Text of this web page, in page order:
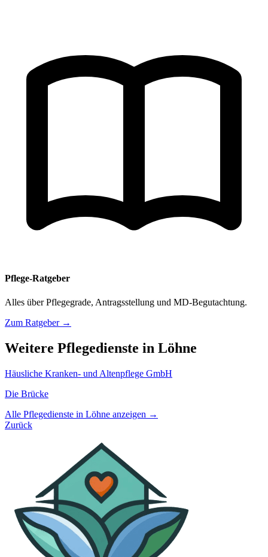
Pflege-Ratgeber
Alles über Pflegegrade, Antragsstellung und MD-Begutachtung.
Zum Ratgeber →
Weitere Pflegedienste in Löhne
Häusliche Kranken- und Altenpflege GmbH
Die Brücke
Alle Pflegedienste in Löhne anzeigen →
Zurück